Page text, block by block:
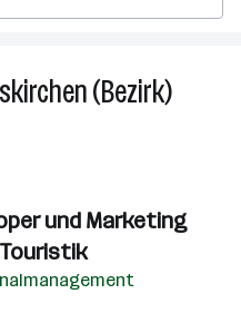
(Bezirk)38
(Bezirk)
und Marketing
Touristik